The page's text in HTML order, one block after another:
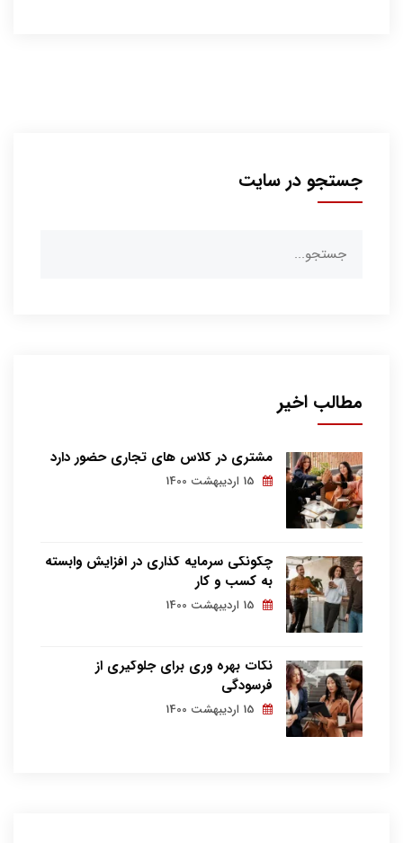
جستجو در سایت
برای:
مطالب اخیر
مشتری در کلاس های تجاری حضور دارد
چگونگی سرمایه گذاری در افزایش وابسته
به کسب و کار
نکات بهره وری برای جلوگیری از
فرسودگی